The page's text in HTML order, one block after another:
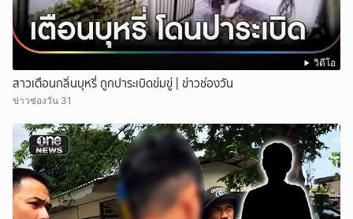
วิดีโอ
สาวเตือนกลิ่นบุหรี่ ถูกปาระเบิดข่มขู่ | ข่าวช่องวัน
ข่าวช่องวัน 31